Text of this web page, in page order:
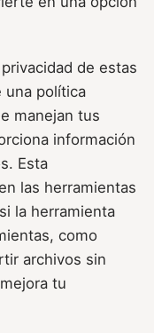
de estas
una política
manejan tus
información
Esta
las herramientas
la herramienta
como
archivos sin
tu